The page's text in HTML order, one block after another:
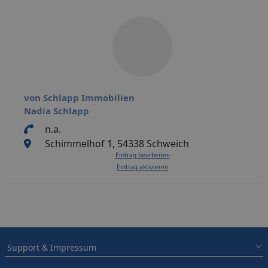
von Schlapp Immobilien
Nadia Schlapp
n.a.
Schimmelhof 1, 54338 Schweich
Eintrag bearbeiten
Eintrag aktivieren
Support & Impressum